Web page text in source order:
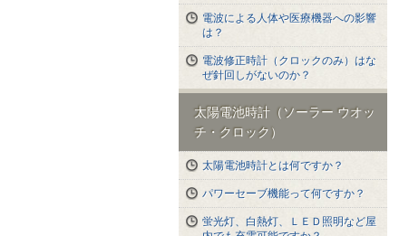
電波による人体や医療機器への影響
は？
電波修正時計（クロックのみ）はな
ぜ針回しがないのか？
太陽電池時計（ソーラー ウオッ
チ・クロック）
太陽電池時計とは何ですか？
パワーセーブ機能って何ですか？
蛍光灯、白熱灯、ＬＥＤ照明など屋